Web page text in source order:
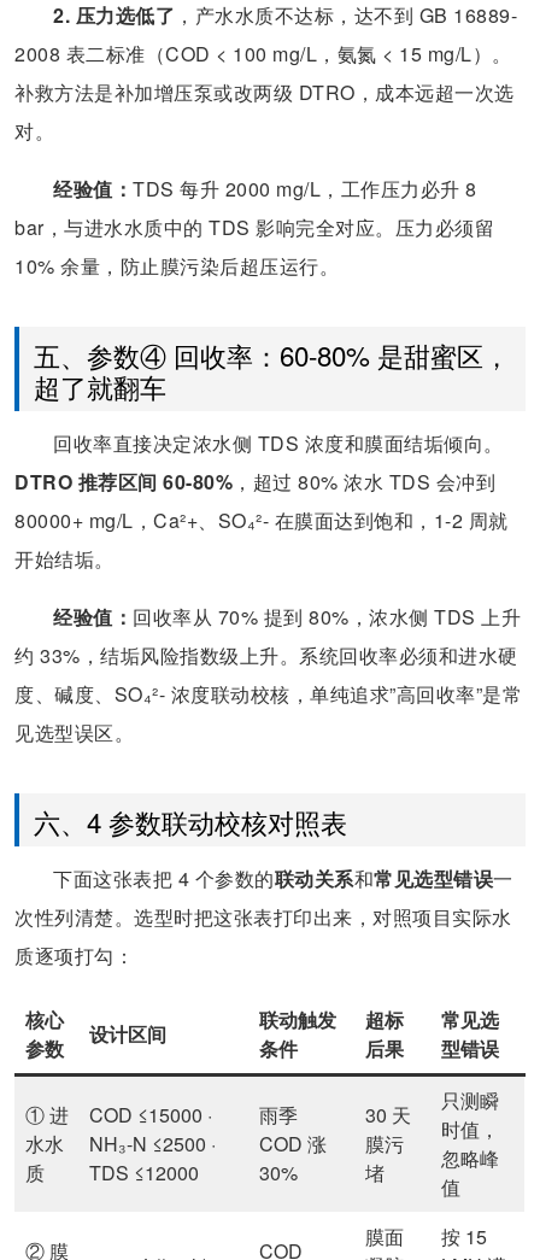
2. 压力选低了 ，产水水质不达标，达不到 GB 16889-
2008 表二标准（COD < 100 mg/L，氨氮 < 15 mg/L）。
补救方法是补加增压泵或改两级 DTRO，成本远超一次选
对。
经验值： TDS 每升 2000 mg/L，工作压力必升 8
bar，与进水水质中的 TDS 影响完全对应。压力必须留
10% 余量，防止膜污染后超压运行。
五、参数④ 回收率：60-80% 是甜蜜区，
超了就翻车
回收率直接决定浓水侧 TDS 浓度和膜面结垢倾向。
DTRO 推荐区间 60-80% ，超过 80% 浓水 TDS 会冲到
80000+ mg/L，Ca²+、SO₄²- 在膜面达到饱和，1-2 周就
开始结垢。
经验值： 回收率从 70% 提到 80%，浓水侧 TDS 上升
约 33%，结垢风险指数级上升。系统回收率必须和进水硬
度、碱度、SO₄²- 浓度联动校核，单纯追求”高回收率”是常
见选型误区。
六、4 参数联动校核对照表
下面这张表把 4 个参数的联动关系和常见选型错误一
次性列清楚。选型时把这张表打印出来，对照项目实际水
质逐项打勾：
核心
参数
设计区间
联动触发
条件
超标
后果
常见选
型错误
① 进
水水
质
COD ≤15000 ·
NH₃-N ≤2500 ·
TDS ≤12000
雨季
COD 涨
30%
30 天
膜污
堵
只测瞬
时值，
忽略峰
值
② 膜 COD
膜面
按 15